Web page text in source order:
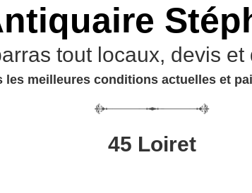
tout locaux, devis
les meilleures conditions actuelles et
45 Loiret